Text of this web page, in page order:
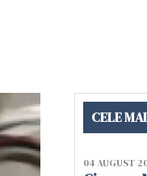
CELE
04 AUGUST